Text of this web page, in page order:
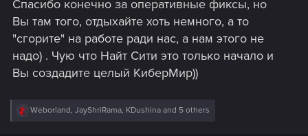
:
Спасибо конечно за оперативные фиксы, но
Вы там того, отдыхайте хоть немного, а то
"сгорите" на работе ради нас, а нам этого не
надо) . Чую что Найт Сити это только начало и
Вы создадите целый КиберМир))
R
Weborland, JayShriRama, KDushina and 5 others